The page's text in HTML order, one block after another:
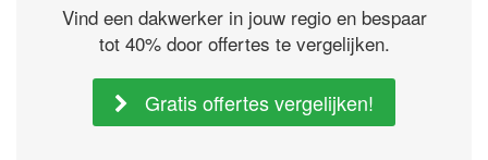
Vind een dakwerker in jouw regio en bespaar
tot 40% door offertes te vergelijken.
Gratis offertes vergelijken!